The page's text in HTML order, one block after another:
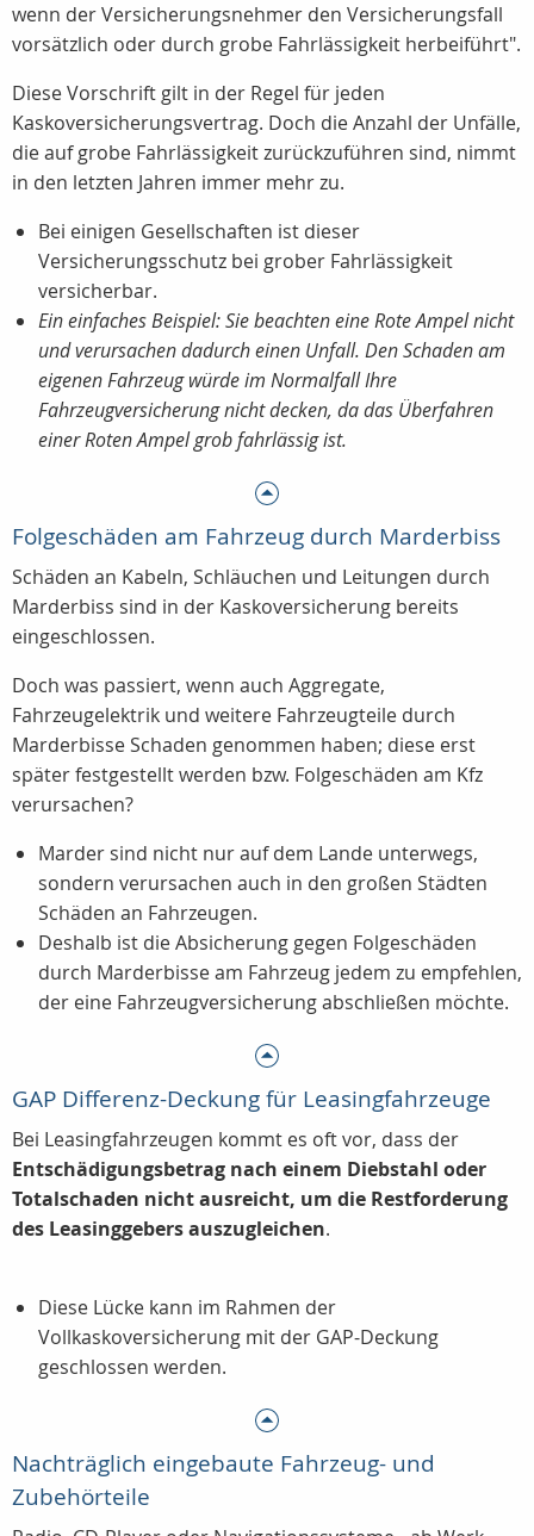
wenn der Versicherungsnehmer den Versicherungsfall
vorsätzlich oder durch grobe Fahrlässigkeit herbeiführt".
Diese Vorschrift gilt in der Regel für jeden
Kaskoversicherungsvertrag. Doch die Anzahl der Unfälle,
die auf grobe Fahrlässigkeit zurückzuführen sind, nimmt
in den letzten Jahren immer mehr zu.
Bei einigen Gesellschaften ist dieser
Versicherungsschutz bei grober Fahrlässigkeit
versicherbar.
Ein einfaches Beispiel: Sie beachten eine Rote Ampel nicht
und verursachen dadurch einen Unfall. Den Schaden am
eigenen Fahrzeug würde im Normalfall Ihre
Fahrzeugversicherung nicht decken, da das Überfahren
einer Roten Ampel grob fahrlässig ist.
Folgeschäden am Fahrzeug durch Marderbiss
Schäden an Kabeln, Schläuchen und Leitungen durch
Marderbiss sind in der Kaskoversicherung bereits
eingeschlossen.
Doch was passiert, wenn auch Aggregate,
Fahrzeugelektrik und weitere Fahrzeugteile durch
Marderbisse Schaden genommen haben; diese erst
später festgestellt werden bzw. Folgeschäden am Kfz
verursachen?
Marder sind nicht nur auf dem Lande unterwegs,
sondern verursachen auch in den großen Städten
Schäden an Fahrzeugen.
Deshalb ist die Absicherung gegen Folgeschäden
durch Marderbisse am Fahrzeug jedem zu empfehlen,
der eine Fahrzeugversicherung abschließen möchte.
GAP Differenz-Deckung für Leasingfahrzeuge
Bei Leasingfahrzeugen kommt es oft vor, dass der
Entschädigungsbetrag nach einem Diebstahl oder
Totalschaden nicht ausreicht, um die Restforderung
des Leasinggebers auszugleichen.
Diese Lücke kann im Rahmen der
Vollkaskoversicherung mit der GAP-Deckung
geschlossen werden.
Nachträglich eingebaute Fahrzeug- und
Zubehörteile